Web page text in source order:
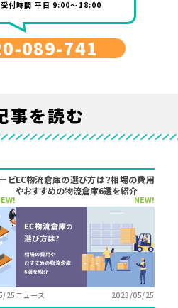
受付時間 平日 9:00～18:00
089-741
事を読む
ビ
25
EC物流倉庫の選び方は？相場の費用
やおすすめの物流倉庫6選を紹介
NEW!
ニュース 2023/05/25